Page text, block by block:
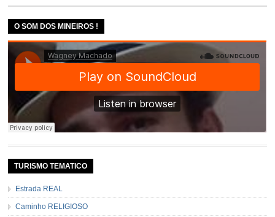
O SOM DOS MINEIROS !
TURISMO TEMATICO
Estrada REAL
Caminho RELIGIOSO